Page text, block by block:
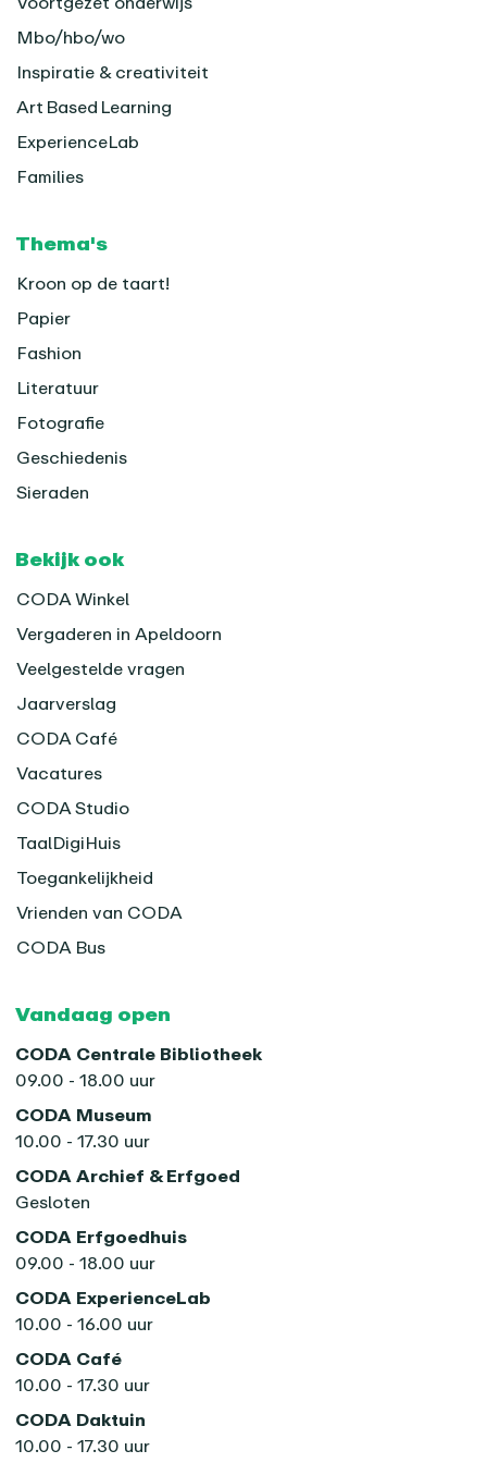
Mbo/hbo/wo
Inspiratie & creativiteit
Art Based Learning
ExperienceLab
Families
Thema's
Kroon op de taart!
Papier
Fashion
Literatuur
Fotografie
Geschiedenis
Sieraden
Bekijk ook
CODA Winkel
Vergaderen in Apeldoorn
Veelgestelde vragen
Jaarverslag
CODA Café
Vacatures
CODA Studio
TaalDigiHuis
Toegankelijkheid
Vrienden van CODA
CODA Bus
Vandaag open
CODA Centrale Bibliotheek
09.00 - 18.00 uur
CODA Museum
10.00 - 17.30 uur
CODA Archief & Erfgoed
Gesloten
CODA Erfgoedhuis
09.00 - 18.00 uur
CODA ExperienceLab
10.00 - 16.00 uur
CODA Café
10.00 - 17.30 uur
CODA Daktuin
10.00 - 17.30 uur